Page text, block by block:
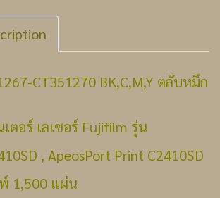
CT351270 BK,C,M,Y ตลับหมึก
ตอร์ เลเซอร์ Fujifilm รุ่น
, ApeosPort Print C2410SD
1,500 แผ่น